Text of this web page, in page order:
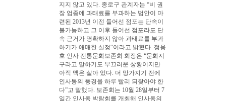
지지 않고 있다. 종로구 관계자는 “비 권
장 업종에 과태료를 부과하는 법안이 마
련된 2013년 이전 들어선 점포는 단속이
불가능하고 그 이후 들어선 점포라도 단
속 근거가 명확하지 않아 과태료를 부과
하기가 애매한 실정“이라고 밝혔다. 정용
호 인사 전통문화보존회 회장은 “문화지
구라고 말하기도 부끄러운 상황이지만
아직 맥은 살아 있다. 더 망가지기 전에
인사동의 풍경을 하루 빨리 되찾아야 한
다”고 말했다. 보존회는 10월 28일부터 7
일간 인사동 박람회를 개최해 인사동의